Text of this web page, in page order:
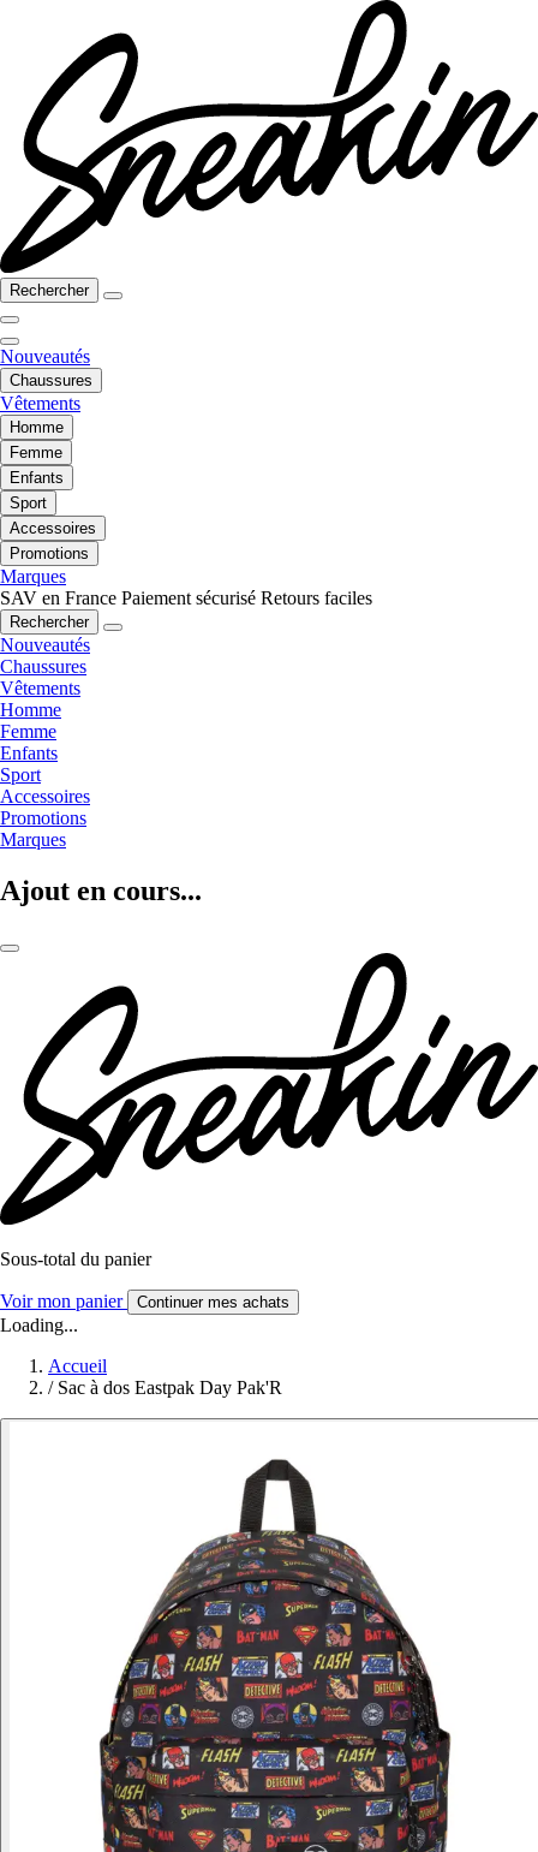
Rechercher
Nouveautés
Chaussures
Vêtements
Homme
Femme
Enfants
Sport
Accessoires
Promotions
Marques
SAV en France Paiement sécurisé Retours faciles
Rechercher
Nouveautés
Chaussures
Vêtements
Homme
Femme
Enfants
Sport
Accessoires
Promotions
Marques
Ajout en cours...
Sous-total du panier
Voir mon panier Continuer mes achats
Loading...
Accueil
/ Sac à dos Eastpak Day Pak'R